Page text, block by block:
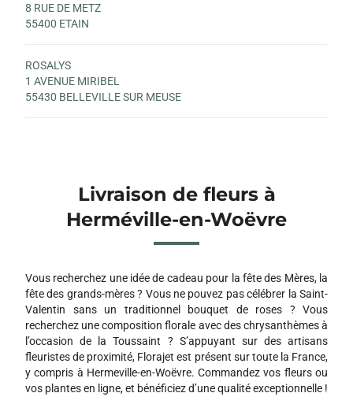
8 RUE DE METZ
55400 ETAIN
ROSALYS
1 AVENUE MIRIBEL
55430 BELLEVILLE SUR MEUSE
Livraison de fleurs à
Herméville-en-Woëvre
Vous recherchez une idée de cadeau pour la fête des Mères, la
fête des grands-mères ? Vous ne pouvez pas célébrer la Saint-
Valentin sans un traditionnel bouquet de roses ? Vous
recherchez une composition florale avec des chrysanthèmes à
l’occasion de la Toussaint ? S’appuyant sur des artisans
fleuristes de proximité, Florajet est présent sur toute la France,
y compris à Hermeville-en-Woëvre. Commandez vos fleurs ou
vos plantes en ligne, et bénéficiez d’une qualité exceptionnelle !